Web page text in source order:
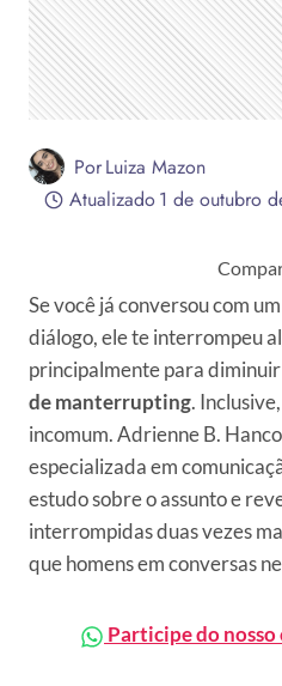
PorLuiza Mazon
Atualizado1 de outubro
Se você já conversou com
diálogo, ele te interrompeu
principalmente para
de manterrupting.
incomum. Adrienne B.
especializada em
estudo sobre o assunto e
interrompidas duas vezes
que homens em conversas
Participe do